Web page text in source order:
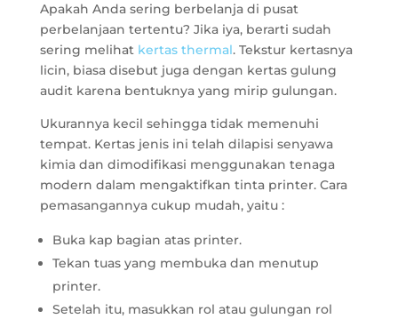
Apakah Anda sering berbelanja di pusat
perbelanjaan tertentu? Jika iya, berarti sudah
sering melihat kertas thermal. Tekstur kertasnya
licin, biasa disebut juga dengan kertas gulung
audit karena bentuknya yang mirip gulungan.
Ukurannya kecil sehingga tidak memenuhi
tempat. Kertas jenis ini telah dilapisi senyawa
kimia dan dimodifikasi menggunakan tenaga
modern dalam mengaktifkan tinta printer. Cara
pemasangannya cukup mudah, yaitu :
Buka kap bagian atas printer.
Tekan tuas yang membuka dan menutup
printer.
Setelah itu, masukkan rol atau gulungan rol